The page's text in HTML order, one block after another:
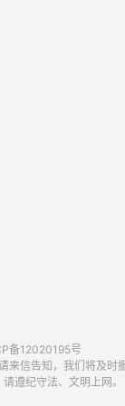
备12020195号
来信告知，我们将及时
遵纪守法、文明上网。